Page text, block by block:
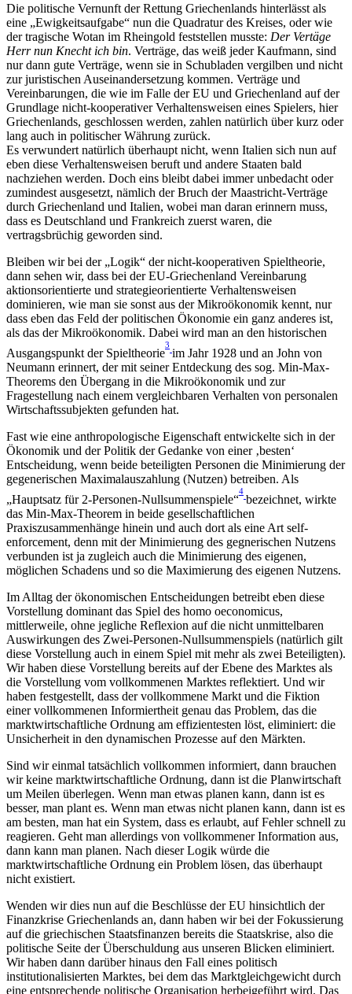
Die politische Vernunft der Rettung Griechenlands hinterlässt als
eine „Ewigkeitsaufgabe“ nun die Quadratur des Kreises, oder wie
der tragische Wotan im Rheingold feststellen musste: Der Vertäge
Herr nun Knecht ich bin. Verträge, das weiß jeder Kaufmann, sind
nur dann gute Verträge, wenn sie in Schubladen vergilben und nicht
zur juristischen Auseinandersetzung kommen. Verträge und
Vereinbarungen, die wie im Falle der EU und Griechenland auf der
Grundlage nicht-kooperativer Verhaltensweisen eines Spielers, hier
Griechenlands, geschlossen werden, zahlen natürlich über kurz oder
lang auch in politischer Währung zurück.
Es verwundert natürlich überhaupt nicht, wenn Italien sich nun auf
eben diese Verhaltensweisen beruft und andere Staaten bald
nachziehen werden. Doch eins bleibt dabei immer unbedacht oder
zumindest ausgesetzt, nämlich der Bruch der Maastricht-Verträge
durch Griechenland und Italien, wobei man daran erinnern muss,
dass es Deutschland und Frankreich zuerst waren, die
vertragsbrüchig geworden sind.
Bleiben wir bei der „Logik“ der nicht-kooperativen Spieltheorie,
dann sehen wir, dass bei der EU-Griechenland Vereinbarung
aktionsorientierte und strategieorientierte Verhaltensweisen
dominieren, wie man sie sonst aus der Mikroökonomik kennt, nur
dass eben das Feld der politischen Ökonomie ein ganz anderes ist,
als das der Mikroökonomik. Dabei wird man an den historischen
Ausgangspunkt der Spieltheorie
3
im Jahr 1928 und an John von
Neumann erinnert, der mit seiner Entdeckung des sog. Min-Max-
Theorems den Übergang in die Mikroökonomik und zur
Fragestellung nach einem vergleichbaren Verhalten von personalen
Wirtschaftssubjekten gefunden hat.
Fast wie eine anthropologische Eigenschaft entwickelte sich in der
Ökonomik und der Politik der Gedanke von einer ‚besten‘
Entscheidung, wenn beide beteiligten Personen die Minimierung der
gegenerischen Maximalauszahlung (Nutzen) betreiben. Als
„Hauptsatz für 2-Personen-Nullsummenspiele“
4
bezeichnet, wirkte
das Min-Max-Theorem in beide gesellschaftlichen
Praxiszusammenhänge hinein und auch dort als eine Art self-
enforcement, denn mit der Minimierung des gegnerischen Nutzens
verbunden ist ja zugleich auch die Minimierung des eigenen,
möglichen Schadens und so die Maximierung des eigenen Nutzens.
Im Alltag der ökonomischen Entscheidungen betreibt eben diese
Vorstellung dominant das Spiel des homo oeconomicus,
mittlerweile, ohne jegliche Reflexion auf die nicht unmittelbaren
Auswirkungen des Zwei-Personen-Nullsummenspiels (natürlich gilt
diese Vorstellung auch in einem Spiel mit mehr als zwei Beteiligten).
Wir haben diese Vorstellung bereits auf der Ebene des Marktes als
die Vorstellung vom vollkommenen Marktes reflektiert. Und wir
haben festgestellt, dass der vollkommene Markt und die Fiktion
einer vollkommenen Informiertheit genau das Problem, das die
marktwirtschaftliche Ordnung am effizientesten löst, eliminiert: die
Unsicherheit in den dynamischen Prozesse auf den Märkten.
Sind wir einmal tatsächlich vollkommen informiert, dann brauchen
wir keine marktwirtschaftliche Ordnung, dann ist die Planwirtschaft
um Meilen überlegen. Wenn man etwas planen kann, dann ist es
besser, man plant es. Wenn man etwas nicht planen kann, dann ist es
am besten, man hat ein System, dass es erlaubt, auf Fehler schnell zu
reagieren. Geht man allerdings von vollkommener Information aus,
dann kann man planen. Nach dieser Logik würde die
marktwirtschaftliche Ordnung ein Problem lösen, das überhaupt
nicht existiert.
Wenden wir dies nun auf die Beschlüsse der EU hinsichtlich der
Finanzkrise Griechenlands an, dann haben wir bei der Fokussierung
auf die griechischen Staatsfinanzen bereits die Staatskrise, also die
politische Seite der Überschuldung aus unseren Blicken eliminiert.
Wir haben dann darüber hinaus den Fall eines politisch
institutionalisierten Marktes, bei dem das Marktgleichgewicht durch
eine entsprechende politische Organisation herbeigeführt wird. Das